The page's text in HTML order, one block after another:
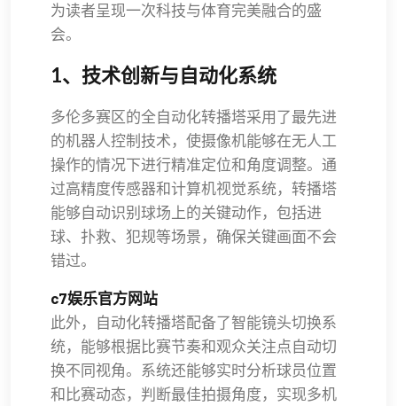
为读者呈现一次科技与体育完美融合的盛
会。
1、技术创新与自动化系统
多伦多赛区的全自动化转播塔采用了最先进
的机器人控制技术，使摄像机能够在无人工
操作的情况下进行精准定位和角度调整。通
过高精度传感器和计算机视觉系统，转播塔
能够自动识别球场上的关键动作，包括进
球、扑救、犯规等场景，确保关键画面不会
错过。
c7娱乐官方网站
此外，自动化转播塔配备了智能镜头切换系
统，能够根据比赛节奏和观众关注点自动切
换不同视角。系统还能够实时分析球员位置
和比赛动态，判断最佳拍摄角度，实现多机